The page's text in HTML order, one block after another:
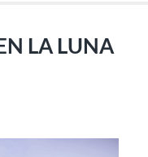
LA LUNA